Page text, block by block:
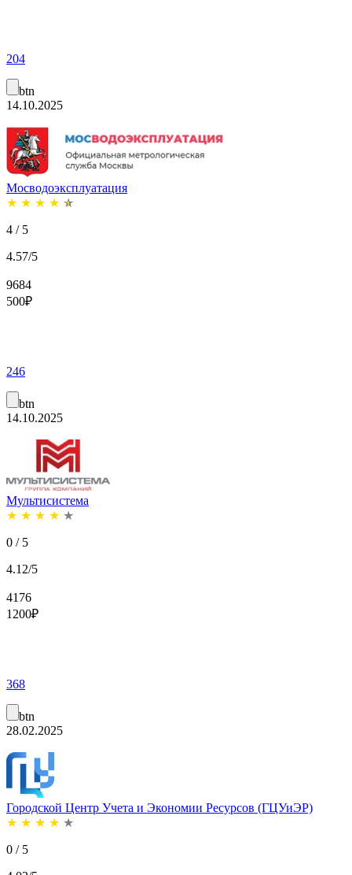
204
btn
14.10.2025
Мосводоэксплуатация
★ ★ ★ ★ ★
4 / 5
4.57/5
9684
500₽
246
btn
14.10.2025
Мультисистема
★ ★ ★ ★ ★
0 / 5
4.12/5
4176
1200₽
368
btn
28.02.2025
Городской Центр Учета и Экономии Ресурсов (ГЦУиЭР)
★ ★ ★ ★ ★
0 / 5